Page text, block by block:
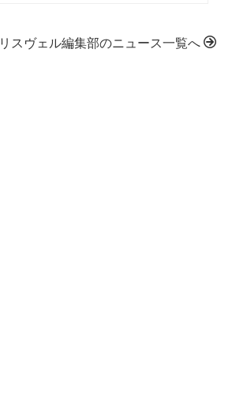
リスヴェル編集部のニュース一覧へ